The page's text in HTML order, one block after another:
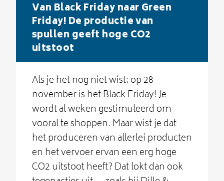
Van Black Friday naar Green
Friday! De productie van
spullen geeft hoge CO2
uitstoot
Als je het nog niet wist: op 28
november is het Black Friday! Je
wordt al weken gestimuleerd om
vooral te shoppen. Maar wist je dat
het produceren van allerlei producten
en het vervoer ervan een erg hoge
CO2 uitstoot heeft? Dat lokt dan ook